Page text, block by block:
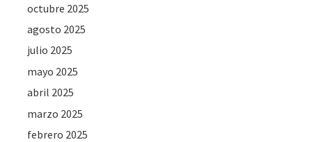
octubre 2025
agosto 2025
julio 2025
mayo 2025
abril 2025
marzo 2025
febrero 2025